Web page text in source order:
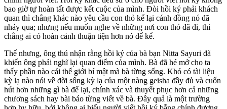
bao giờ tự hoàn tất được kết cuộc của mình. Đòi hồi ký phải khách
quan thì chẳng khác nào yêu cầu con thỏ kể lại cánh đồng nó đã
nhảy qua; nhưng nếu muốn nghe về những nơi con thỏ đã đi, thì
chẳng ai có hoàn cảnh thuận tiện hơn nó để kể.
Thế nhưng, ông thú nhận rằng hồi ký của bà bạn Nitta Sayuri đã
khiến ông phải nghĩ lại quan điểm của mình. Bà đã hé mở cho ta
thấy phần nào cái thế giới bí mật mà bà từng sống. Khó có tài liệu
kỳ lạ nào nói về đời sống kỳ lạ của một nàng geisha đầy đủ và cuốn
hút hơn những gì bà để lại, chính xác và thuyết phục hơn cả những
chương sách hay bài báo từng viết về bà. Đây quả là một trường